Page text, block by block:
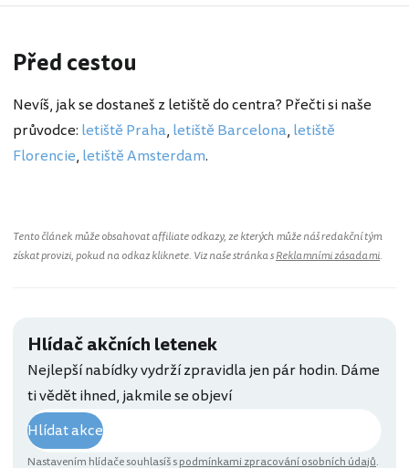
Před cestou
Nevíš, jak se dostaneš z letiště do centra? Přečti si naše
průvodce: letiště Praha, letiště Barcelona, letiště
Florencie, letiště Amsterdam.
Tento článek může obsahovat affiliate odkazy, ze kterých může náš redakční tým
získat provizi, pokud na odkaz kliknete. Viz naše stránka sReklamními zásadami.
Hlídač akčních letenek
Nejlepší nabídky vydrží zpravidla jen pár hodin. Dáme
ti vědět ihned, jakmile se objeví
Hlídat akce
Nastavením hlídače souhlasíš spodmínkami zpracování osobních údajů.